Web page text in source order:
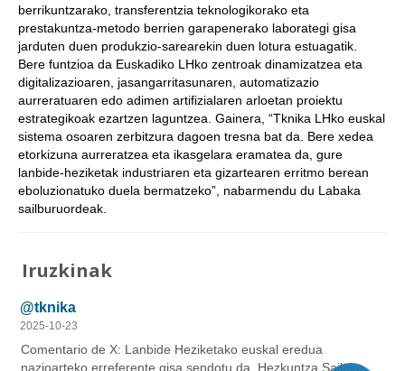
berrikuntzarako, transferentzia teknologikorako eta
prestakuntza-metodo berrien garapenerako laborategi gisa
jarduten duen produkzio-sarearekin duen lotura estuagatik.
Bere funtzioa da Euskadiko LHko zentroak dinamizatzea eta
digitalizazioaren, jasangarritasunaren, automatizazio
aurreratuaren edo adimen artifizialaren arloetan proiektu
estrategikoak ezartzen laguntzea. Gainera, “Tknika LHko euskal
sistema osoaren zerbitzura dagoen tresna bat da. Bere xedea
etorkizuna aurreratzea eta ikasgelara eramatea da, gure
lanbide-heziketak industriaren eta gizartearen erritmo berean
eboluzionatuko duela bermatzeko”, nabarmendu du Labaka
sailburuordeak.
Iruzkinak